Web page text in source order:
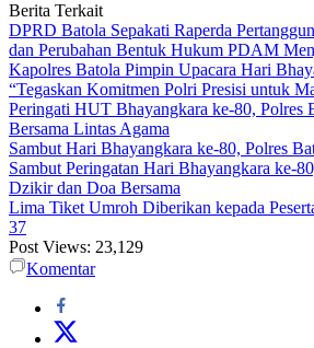
Berita Terkait
DPRD Batola Sepakati Raperda
dan Perubahan Bentuk Hukum PDAM
Kapolres Batola Pimpin Upacara Hari
“Tegaskan Komitmen Polri Presisi untuk
Peringati HUT Bhayangkara ke-80, Polres
Bersama Lintas Agama
Sambut Hari Bhayangkara ke-80, Polres
Sambut Peringatan Hari Bhayangkara ke-
Dzikir dan Doa Bersama
Lima Tiket Umroh Diberikan kepada
37
Post Views: 23,129
Komentar